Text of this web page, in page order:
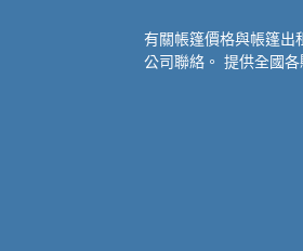
有關帳篷價格與帳篷出
公司聯絡。 提供全國